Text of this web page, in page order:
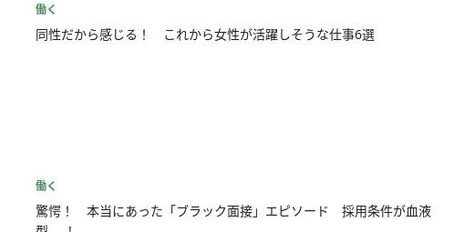
働く
同性だから感じる！ これから女性が活躍しそうな仕事6選
働く
驚愕！ 本当にあった「ブラック面接」エピソード 採用条件が血液